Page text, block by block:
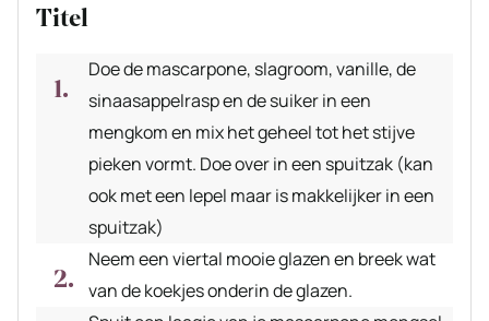
Titel
Doe de mascarpone, slagroom, vanille, de
sinaasappelrasp en de suiker in een
mengkom en mix het geheel tot het stijve
pieken vormt. Doe over in een spuitzak (kan
ook met een lepel maar is makkelijker in een
spuitzak)
Neem een viertal mooie glazen en breek wat
van de koekjes onderin de glazen.